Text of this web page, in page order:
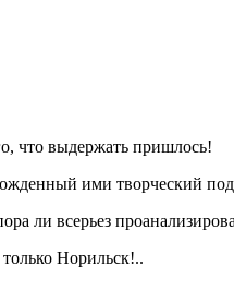
что выдержать пришлось!
ими творческий
ли всерьез
Норильск!..